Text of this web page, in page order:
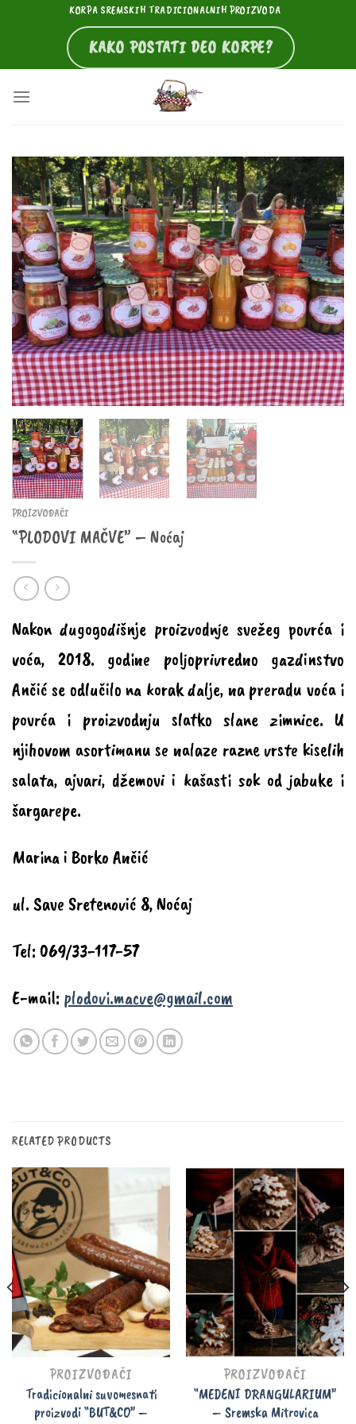
KORPA SREMSKIH TRADICIONALNIH PROIZVODA
KAKO POSTATI DEO KORPE?
PROIZVOĐAČI
“PLODOVI MAČVE” – Noćaj
Nakon dugogodišnje proizvodnje svežeg povrća i
voća, 2018. godine poljoprivredno gazdinstvo
Ančić se odlučilo na korak dalje, na preradu voća i
povrća i proizvodnju slatko slane zimnice. U
njihovom asortimanu se nalaze razne vrste kiselih
salata, ajvari, džemovi i kašasti sok od jabuke i
šargarepe.
Marina i Borko Ančić
ul. Save Sretenović 8,Noćaj
Tel: 069/33-117-57
E-mail: plodovi.macve@gmail.com
RELATED PRODUCTS
PROIZVOĐAČI
Tradicionalni suvomesnati
proizvodi “BUT&CO” –
PROIZVOĐAČI
“MEDENI DRANGULARIUM”
– Sremska Mitrovica